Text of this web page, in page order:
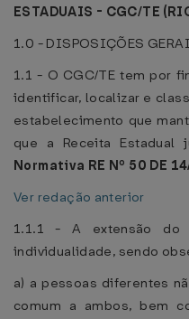
ESTADUAIS - CGC/TE
1.0 - DISPOSIÇÕES
1.1 - O CGC/TE tem por
identificar, localizar e
estabelecimento que
que a Receita Estadual
Normativa RE Nº 50 DE
Ver redação anterior
1.1.1 - A extensão do
individualidade, sendo
a) a pessoas diferentes
comum a ambos, bem